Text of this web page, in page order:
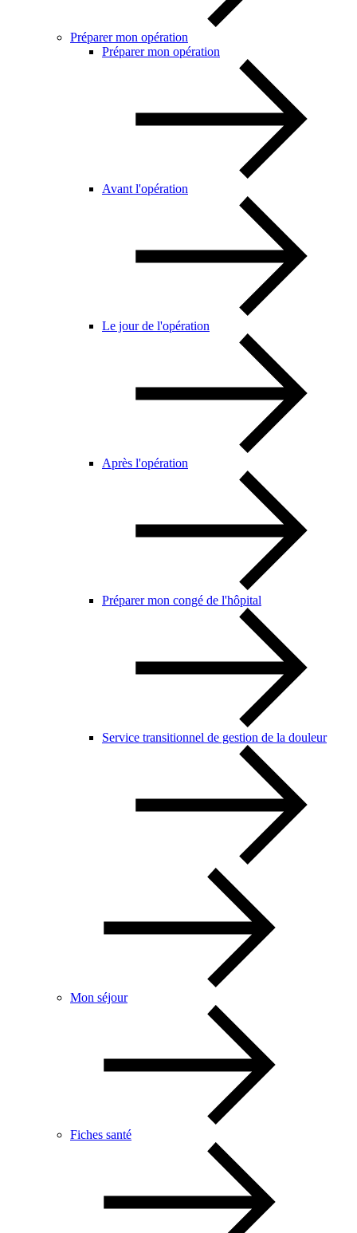
Préparer mon opération
Préparer mon opération
Avant l'opération
Le jour de l'opération
Après l'opération
Préparer mon congé de l'hôpital
Service transitionnel de gestion de la douleur
Mon séjour
Fiches santé